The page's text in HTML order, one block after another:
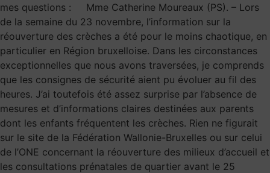
mes questions : Mme Catherine Moureaux (PS). – Lors
de la semaine du 23 novembre, l’information sur la
réouverture des crèches a été pour le moins chaotique, en
particulier en Région bruxelloise. Dans les circonstances
exceptionnelles que nous avons traversées, je comprends
que les consignes de sécurité aient pu évoluer au fil des
heures. J’ai toutefois été assez surprise par l’absence de
mesures et d’informations claires destinées aux parents
dont les enfants fréquentent les crèches. Rien ne figurait
sur le site de la Fédération Wallonie-Bruxelles ou sur celui
de l’ONE concernant la réouverture des milieux d’accueil et
les consultations prénatales de quartier avant le 25